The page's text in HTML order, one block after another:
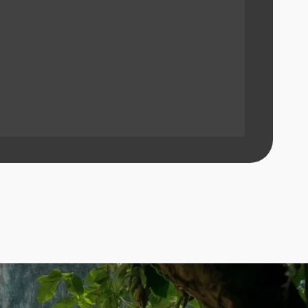
ПОЛУЧИТЬ ПОДБОРКУ